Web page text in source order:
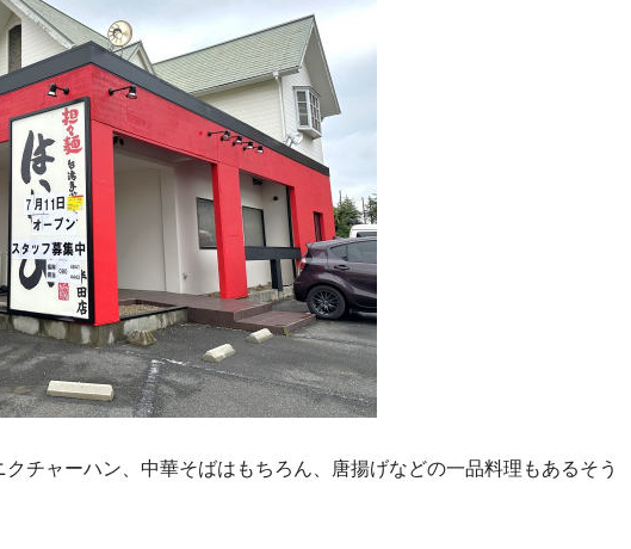
チャーハン、中華そばはもちろん、唐揚げなどの一品料理もあるそう